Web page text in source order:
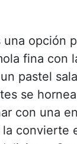
una opción
fina con
pastel
se
con una
convierte